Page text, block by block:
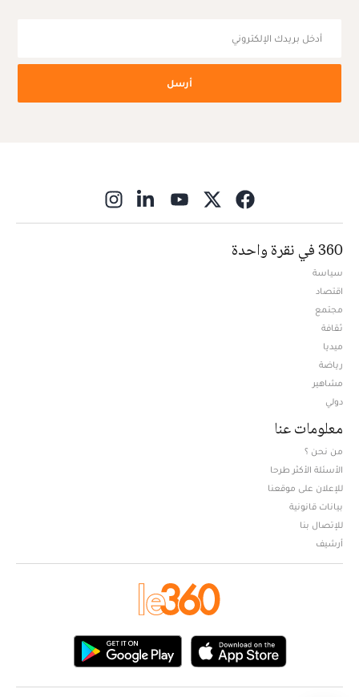
أرسل
360 في نقرة واحدة
سياسة
اقتصاد
مجتمع
ثقافة
ميديا
رياضة
مشاهير
دولي
معلومات عنا
من نحن ؟
الأسئلة الأكثر طرحا
للإعلان على موقعنا
بيانات قانونية
للإتصال بنا
أرشيف